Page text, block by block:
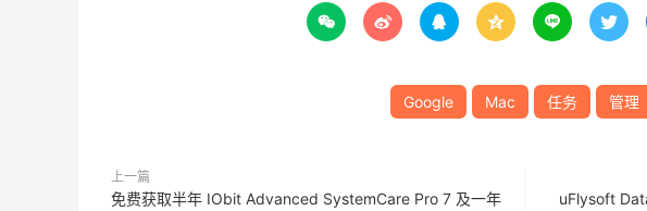
     
Google Mac 任务 管理
上一篇
免费获取半年 IObit Advanced SystemCare Pro 7 及一年
uFlysoft